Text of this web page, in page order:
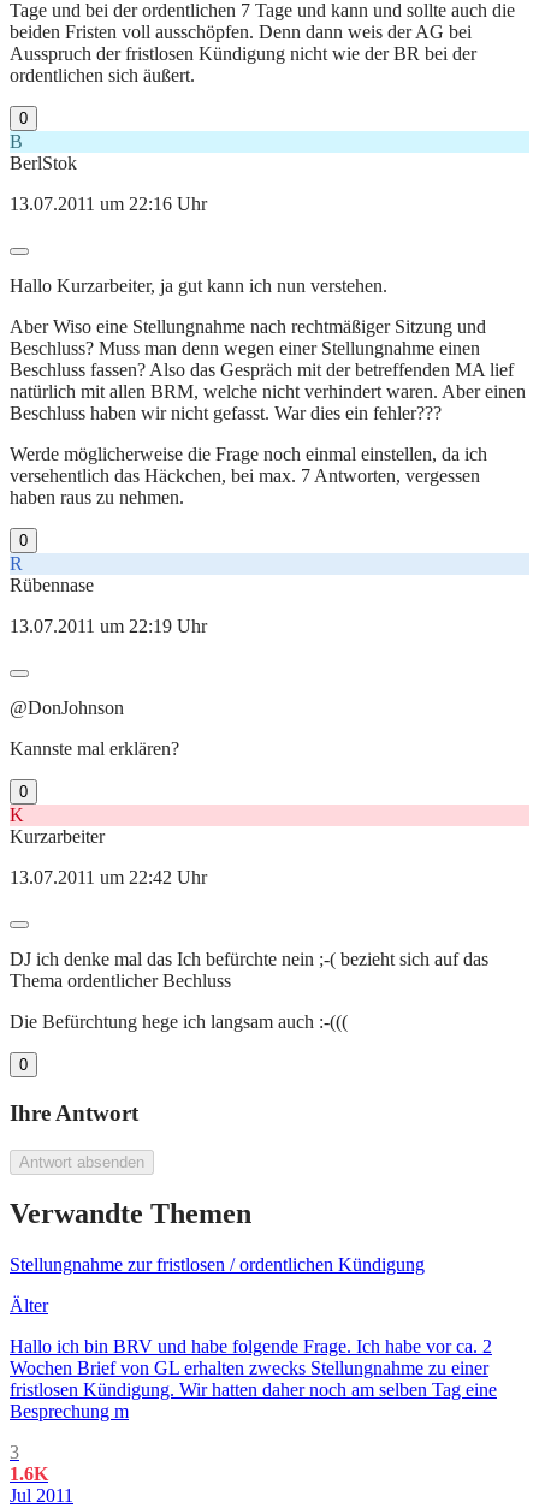
Tage und bei der ordentlichen 7 Tage und kann und sollte auch die
beiden Fristen voll ausschöpfen. Denn dann weis der AG bei
Ausspruch der fristlosen Kündigung nicht wie der BR bei der
ordentlichen sich äußert.
0
B
BerlStok
13.07.2011 um 22:16 Uhr
Hallo Kurzarbeiter, ja gut kann ich nun verstehen.
Aber Wiso eine Stellungnahme nach rechtmäßiger Sitzung und
Beschluss? Muss man denn wegen einer Stellungnahme einen
Beschluss fassen? Also das Gespräch mit der betreffenden MA lief
natürlich mit allen BRM, welche nicht verhindert waren. Aber einen
Beschluss haben wir nicht gefasst. War dies ein fehler???
Werde möglicherweise die Frage noch einmal einstellen, da ich
versehentlich das Häckchen, bei max. 7 Antworten, vergessen
haben raus zu nehmen.
0
R
Rübennase
13.07.2011 um 22:19 Uhr
@DonJohnson
Kannste mal erklären?
0
K
Kurzarbeiter
13.07.2011 um 22:42 Uhr
DJ ich denke mal das Ich befürchte nein ;-( bezieht sich auf das
Thema ordentlicher Bechluss
Die Befürchtung hege ich langsam auch :-(((
0
Ihre Antwort
Antwort absenden
Verwandte Themen
Stellungnahme zur fristlosen / ordentlichen Kündigung
Älter
Hallo ich bin BRV und habe folgende Frage. Ich habe vor ca. 2
Wochen Brief von GL erhalten zwecks Stellungnahme zu einer
fristlosen Kündigung. Wir hatten daher noch am selben Tag eine
Besprechung m
3
1.6K
Jul 2011